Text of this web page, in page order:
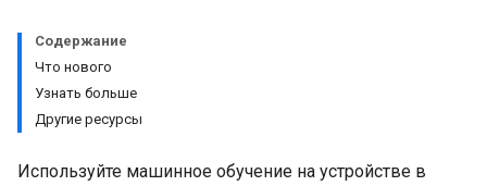
Содержание
Что нового
Узнать больше
Другие ресурсы
Используйте машинное обучение на устройстве в